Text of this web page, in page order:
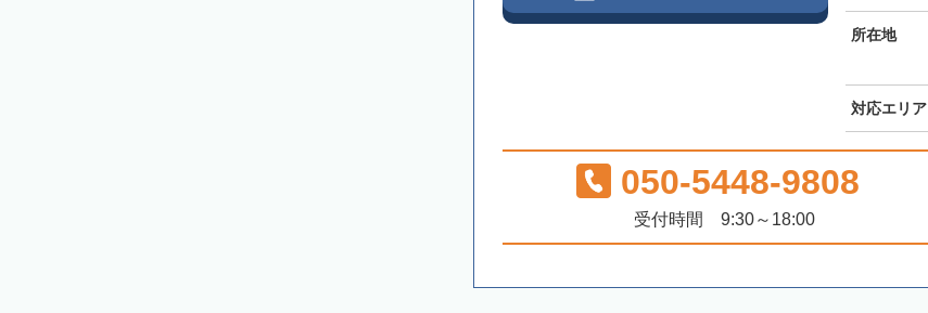
所在地
対応エリア
050-5448-9808
受付時間 9:30～18:00